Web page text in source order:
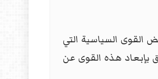
القوى السياسية التي
هذه القوى عن